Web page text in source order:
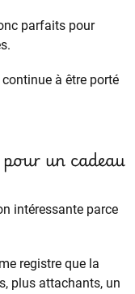
parfaits pour
à être porté
un cadeau
intéressante parce
registre que la
plus attachants, un